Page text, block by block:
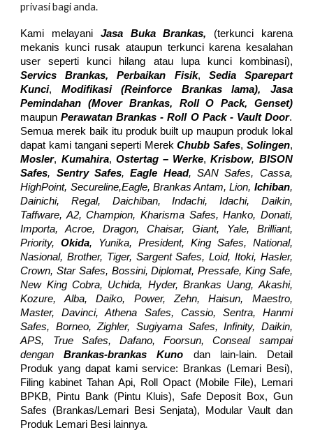
privasi bagi anda.
Kami melayani Jasa Buka Brankas, (terkunci karena
mekanis kunci rusak ataupun terkunci karena kesalahan
user seperti kunci hilang atau lupa kunci kombinasi),
Servics Brankas, Perbaikan Fisik, Sedia Sparepart
Kunci, Modifikasi (Reinforce Brankas lama), Jasa
Pemindahan (Mover
Brankas, Roll O Pack, Genset)
maupunPerawatan Brankas - Roll O Pack - Vault Door.
Semua merek baik itu produk built up maupun produk lokal
dapat kami tangani seperti MerekChubb Safes, Solingen,
Mosler, Kumahira, Ostertag – Werke,Krisbow, BISON
Safes, Sentry Safes,Eagle Head, SAN Safes, Cassa,
HighPoint, Secureline,Eagle, Brankas Antam, Lion, Ichiban,
Dainichi, Regal, Daichiban, Indachi, Idachi, Daikin,
Taffware, A2, Champion, Kharisma Safes, Hanko, Donati,
Importa, Acroe, Dragon, Chaisar, Giant, Yale, Brilliant,
Priority,Okida, Yunika, President, King Safes, National,
Nasional, Brother, Tiger, Sargent Safes, Loid, Itoki, Hasler,
Crown, Star Safes, Bossini, Diplomat, Pressafe, King Safe,
New King Cobra, Uchida, Hyder, Brankas Uang, Akashi,
Kozure, Alba, Daiko, Power, Zehn, Haisun, Maestro,
Master, Davinci, Athena Safes, Cassio, Sentra, Hanmi
Safes, Borneo, Zighler, Sugiyama Safes, Infinity, Daikin,
APS, True Safes, Dafano, Foorsun, Conseal sampai
denganBrankas-brankas Kuno dan lain-lain. Detail
Produk yang dapat kami service: Brankas (Lemari Besi),
Filing kabinet Tahan Api, Roll Opact (Mobile File), Lemari
BPKB, Pintu Bank (Pintu Kluis), Safe Deposit Box, Gun
Safes (Brankas/Lemari Besi Senjata), Modular Vault dan
Produk Lemari Besi lainnya.